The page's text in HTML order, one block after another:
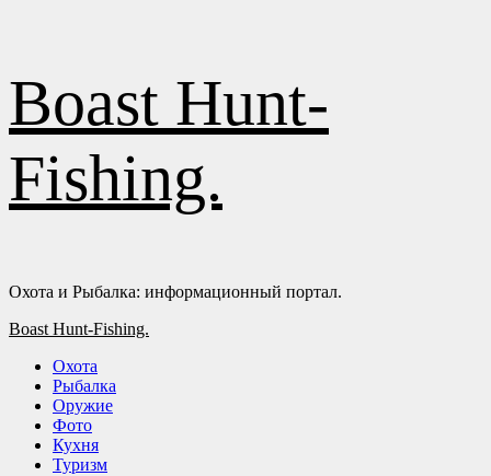
содержимому
Boast Hunt-
Fishing.
Охота и Рыбалка: информационный портал.
Основное
Boast Hunt-Fishing.
Охота
Рыбалка
Оружие
Фото
Кухня
Туризм